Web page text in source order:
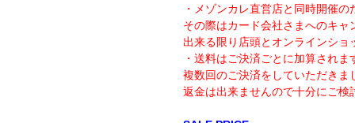
・メゾンカレ直営店と同時開催
その際はカード会社さまへのキ
出来る限り店頭とオンラインシ
・送料はご決済ごとに加算されま
複数回のご決済をしていただき
返金は出来ませんので十分にご